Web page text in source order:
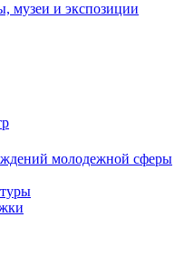
музеи и экспозиции
молодежной сферы